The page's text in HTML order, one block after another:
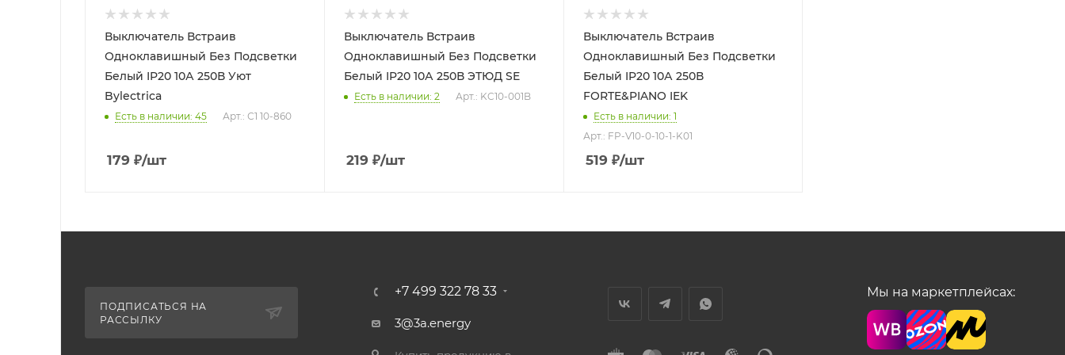
Выключатель Встраив
Одноклавишный Без Подсветки
Белый IP20 10А 250В Уют
Bylectrica
Есть в наличии: 45 Арт.: С1 10-860
179 ₽/шт
Выключатель Встраив
Одноклавишный Без Подсветки
Белый IP20 10А 250В ЭТЮД SE
Есть в наличии: 2 Арт.: KC10-001B
219 ₽/шт
Выключатель Встраив
Одноклавишный Без Подсветки
Белый IP20 10А 250В
FORTE&PIANO IEK
Есть в наличии: 1
Арт.: FP-V10-0-10-1-K01
519 ₽/шт
ПОДПИСАТЬСЯ НА
РАССЫЛКУ
+7 499 322 78 33
3@3a.energy
Мы на маркетплейсах: